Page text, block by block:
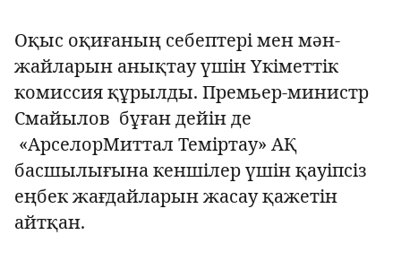
Оқыс оқиғаның себептері мен мән-
жайларын анықтау үшін Үкіметтік
комиссия құрылды. Премьер-министр
Смайылов бұған дейін де
«АрселорМиттал Теміртау» АҚ
басшылығына кеншілер үшін қауіпсіз
еңбек жағдайларын жасау қажетін
айтқан.